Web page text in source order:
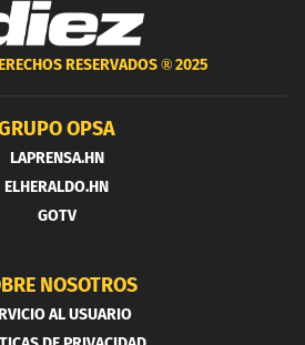
RESERVADOS ®2025
OPSA
LAPRENSA.HN
ELHERALDO.HN
GOTV
NOSOTROS
AL USUARIO